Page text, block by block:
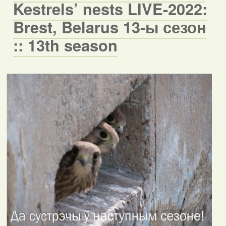
Kestrels’ nests LIVE-2022:
Brest, Belarus 13-ы сезон
:: 13th season